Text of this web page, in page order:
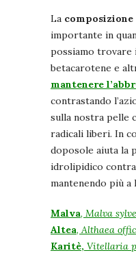
La composizione
importante in
possiamo trovare
betacarotene e
mantenere
contrastando
sulla nostra pelle
radicali liberi. In
doposole aiuta la
idrolipidico
mantenendo più a
Malva, Malva
Altea,Althaea
Karitè, Vitellaria